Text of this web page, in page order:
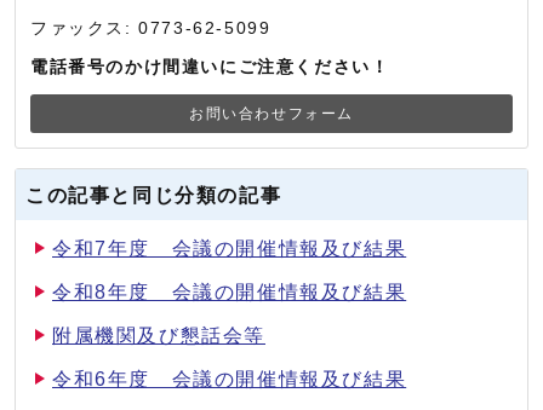
ファックス: 0773-62-5099
電話番号のかけ間違いにご注意ください！
お問い合わせフォーム
この記事と同じ分類の記事
令和7年度 会議の開催情報及び結果
令和8年度 会議の開催情報及び結果
附属機関及び懇話会等
令和6年度 会議の開催情報及び結果